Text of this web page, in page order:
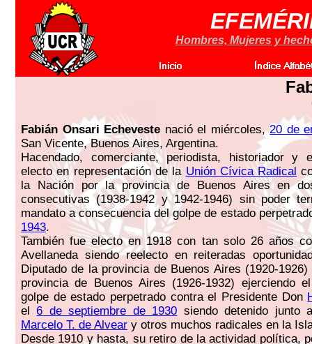
Hombres, Mujeres y
Fabián Onsari Echeveste nació el miércoles,20 de
San Vicente, Buenos Aires, Argentina.
Hacendado, comerciante, periodista, historiador y
electo en representación de la Unión Cívica Radical
la Nación por la provincia de Buenos Aires en
consecutivas (1938-1942 y 1942-1946) sin poder
mandato a consecuencia del golpe de estado
1943.
También fue electo en 1918 con tan solo 26 años
Avellaneda siendo reelecto en reiteradas
Diputado de la provincia de Buenos Aires (1920-
provincia de Buenos Aires (1926-1932) ejerciendo
golpe de estado perpetrado contra el Presidente Don
el6 de septiembre de 1930 siendo detenido junto
Marcelo T. de Alvear y otros muchos radicales en la
Desde 1910 y hasta, su retiro de la actividad política,